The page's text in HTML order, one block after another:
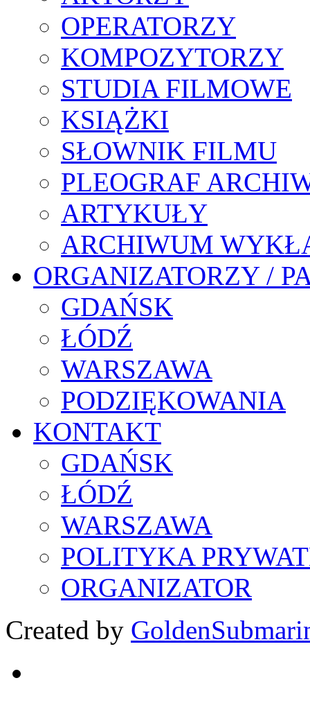
OPERATORZY
KOMPOZYTORZY
STUDIA FILMOWE
KSIĄŻKI
SŁOWNIK FILMU
PLEOGRAF
ARTYKUŁY
ARCHIWUM
ORGANIZATORZY /
GDAŃSK
ŁÓDŹ
WARSZAWA
PODZIĘKOWANIA
KONTAKT
GDAŃSK
ŁÓDŹ
WARSZAWA
POLITYKA
ORGANIZATOR
Created by